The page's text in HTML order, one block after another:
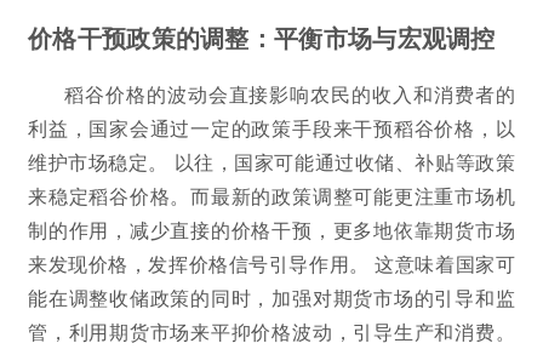
价格干预政策的调整：平衡市场与宏观调控
稻谷价格的波动会直接影响农民的收入和消费者的
利益，国家会通过一定的政策手段来干预稻谷价格，以
维护市场稳定。 以往，国家可能通过收储、补贴等政策
来稳定稻谷价格。而最新的政策调整可能更注重市场机
制的作用，减少直接的价格干预，更多地依靠期货市场
来发现价格，发挥价格信号引导作用。 这意味着国家可
能在调整收储政策的同时，加强对期货市场的引导和监
管，利用期货市场来平抑价格波动，引导生产和消费。